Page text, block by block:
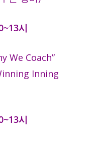
시
We Coach”
Inning
시